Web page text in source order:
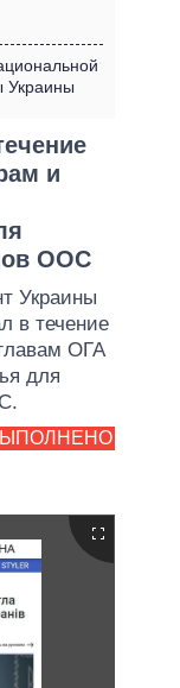
Украины
и
ООС
Украины
в течение
ОГА
для